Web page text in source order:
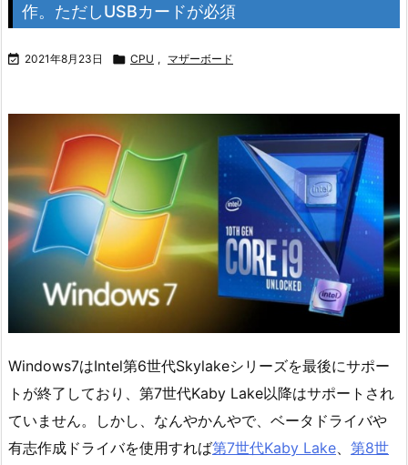
作。ただしUSBカードが必須
 2021年8月23日  CPU , マザーボード
Windows7はIntel第6世代Skylakeシリーズを最後にサポー
トが終了しており、第7世代Kaby Lake以降はサポートされ
ていません。しかし、なんやかんやで、ベータドライバや
有志作成ドライバを使用すれば第7世代Kaby Lake、 第8世